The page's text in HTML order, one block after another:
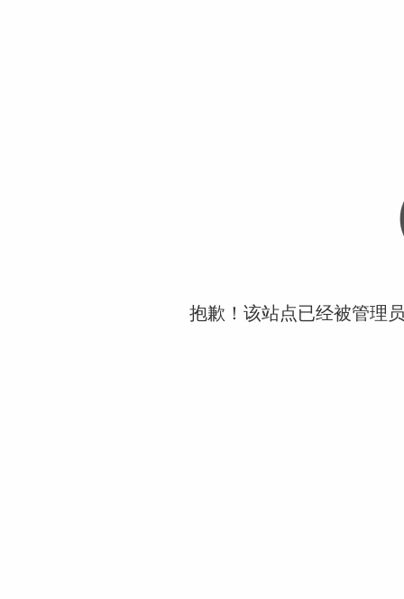
抱歉！该站点已经被管理